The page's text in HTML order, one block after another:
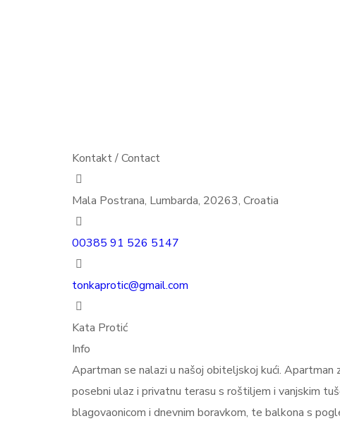
Kontakt / Contact
Mala Postrana, Lumbarda, 20263, Croatia
00385 91 526 5147
tonkaprotic@gmail.com
Kata Protić
Info
Apartman se nalazi u našoj obiteljskoj kući.
posebni ulaz i privatnu terasu s roštiljem i vanjskim
blagovaonicom i dnevnim boravkom, te balkona s